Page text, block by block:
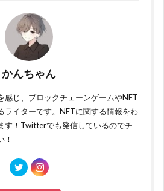
かんちゃん
感じ、ブロックチェーンゲームやNFT
ライターです。NFTに関する情報をわ
す！Twitterでも発信しているのでチ
！